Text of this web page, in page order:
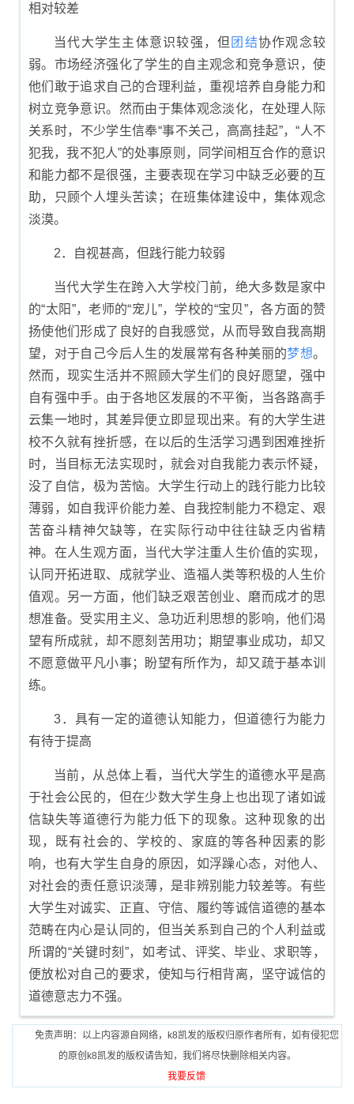
相对较差
当代大学生主体意识较强，但 团结协作观念较
弱。市场经济强化了学生的自主观念和竞争意识，使
他们敢于追求自己的合理利益，重视培养自身能力和
树立竞争意识。然而由于集体观念淡化，在处理人际
关系时，不少学生信奉“事不关己，高高挂起”，“人不
犯我，我不犯人”的处事原则，同学间相互合作的意识
和能力都不是很强，主要表现在学习中缺乏必要的互
助，只顾个人埋头苦读；在班集体建设中，集体观念
淡漠。
2．自视甚高，但践行能力较弱
当代大学生在跨入大学校门前，绝大多数是家中
的“太阳”，老师的“宠儿”，学校的“宝贝”，各方面的赞
扬使他们形成了良好的自我感觉，从而导致自我高期
望，对于自己今后人生的发展常有各种美丽的梦想。
然而，现实生活并不照顾大学生们的良好愿望，强中
自有强中手。由于各地区发展的不平衡，当各路高手
云集一地时，其差异便立即显现出来。有的大学生进
校不久就有挫折感，在以后的生活学习遇到困难挫折
时，当目标无法实现时，就会对自我能力表示怀疑，
没了自信，极为苦恼。大学生行动上的践行能力比较
薄弱，如自我评价能力差、自我控制能力不稳定、艰
苦奋斗精神欠缺等，在实际行动中往往缺乏内省精
神。在人生观方面，当代大学注重人生价值的实现，
认同开拓进取、成就学业、造福人类等积极的人生价
值观。另一方面，他们缺乏艰苦创业、磨而成才的思
想准备。受实用主义、急功近利思想的影响，他们渴
望有所成就，却不愿刻苦用功；期望事业成功，却又
不愿意做平凡小事；盼望有所作为，却又疏于基本训
练。
3．具有一定的道德认知能力，但道德行为能力
有待于提高
当前，从总体上看，当代大学生的道德水平是高
于社会公民的，但在少数大学生身上也出现了诸如诚
信缺失等道德行为能力低下的现象。这种现象的出
现，既有社会的、学校的、家庭的等各种因素的影
响，也有大学生自身的原因，如浮躁心态，对他人、
对社会的责任意识淡薄，是非辨别能力较差等。有些
大学生对诚实、正直、守信、履约等诚信道德的基本
范畴在内心是认同的，但当关系到自己的个人利益或
所谓的“关键时刻”，如考试、评奖、毕业、求职等，
便放松对自己的要求，使知与行相背离，坚守诚信的
道德意志力不强。
免责声明：以上内容源自网络，k8凯发的版权归原作者所有，如有侵犯您
的原创k8凯发的版权请告知，我们将尽快删除相关内容。
我要反馈